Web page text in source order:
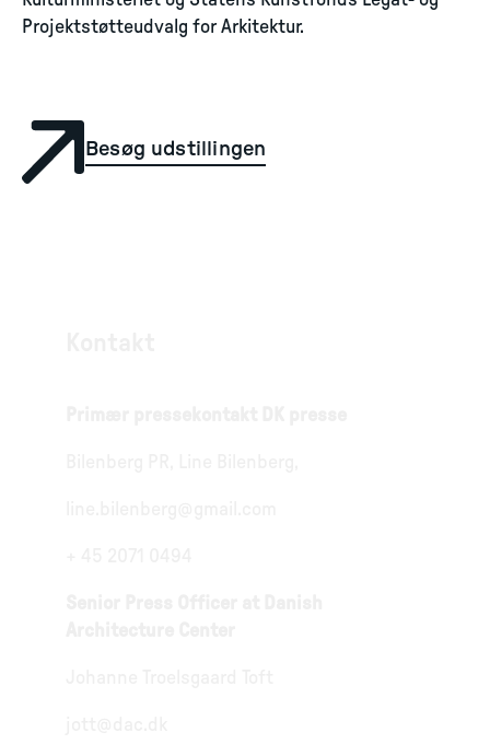
Projektstøtteudvalg for Arkitektur.
Besøg udstillingen